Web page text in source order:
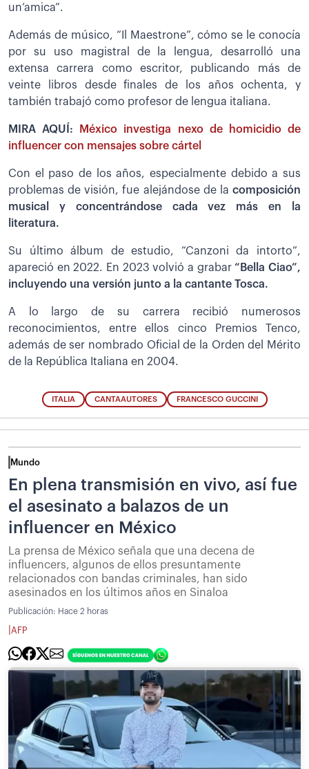
un’amica”.
Además de músico, “Il Maestrone”, cómo se le conocía
por su uso magistral de la lengua, desarrolló una
extensa carrera como escritor, publicando más de
veinte libros desde finales de los años ochenta, y
también trabajó como profesor de lengua italiana.
MIRA AQUÍ:
México investiga nexo de homicidio de
influencer con mensajes sobre cártel
Con el paso de los años, especialmente debido a sus
problemas de visión, fue alejándose de la composición
musical y concentrándose cada vez más en la
literatura.
Su último álbum de estudio, “Canzoni da intorto”,
apareció en 2022. En 2023 volvió a grabar“Bella Ciao”,
incluyendo una versión junto a la cantante Tosca.
A lo largo de su carrera recibió numerosos
reconocimientos, entre ellos cinco Premios Tenco,
además de ser nombrado Oficial de la Orden del Mérito
de la República Italiana en 2004.
ITALIA CANTAAUTORES FRANCESCO GUCCINI
Mundo
En plena transmisión en vivo, así fue
el asesinato a balazos de un
influencer en México
La prensa de México señala que una decena de
influencers, algunos de ellos presuntamente
relacionados con bandas criminales, han sido
asesinados en los últimos años en Sinaloa
Publicación: Hace 2 horas
AFP